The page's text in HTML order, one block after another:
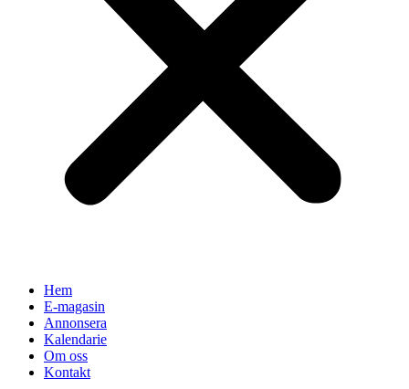
Hem
E-magasin
Annonsera
Kalendarie
Om oss
Kontakt